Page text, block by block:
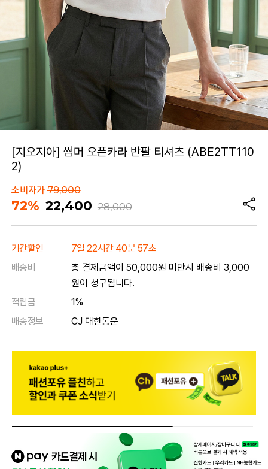
[지오지아] 썸머 오픈카라 반팔 티셔츠 (ABE2TT110
2)
소비자가79,000
72% 22,400 28,000
기간할인
7일 22시간 40분 57초
배송비
총 결제금액이 50,000원 미만시 배송비 3,000
원이 청구됩니다.
적립금
1%
배송정보
CJ 대한통운